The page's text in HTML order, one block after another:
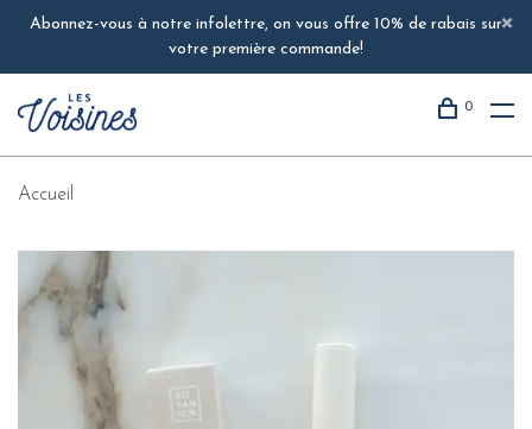
Abonnez-vous à notre infolettre, on vous offre 10% de rabais sur
votre première commande!
0
Accueil